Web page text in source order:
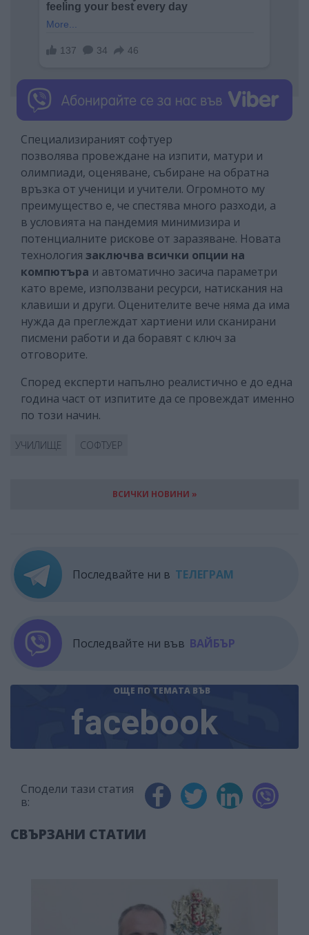
Специализираният софтуер
позволява провеждане на изпити, матури и
олимпиади, оценяване, събиране на обратна
връзка от ученици и учители. Огромното му
преимущество е, че спестява много разходи, а
в условията на пандемия минимизира и
потенциалните рискове от заразяване. Новата
технология заключва всички опции на
компютъра и автоматично засича параметри
като време, използвани ресурси, натискания на
клавиши и други. Оценителите вече няма да има
нужда да преглеждат хартиени или сканирани
писмени работи и да боравят с ключ за
отговорите.
Според експерти напълно реалистично е до една
година част от изпитите да се провеждат именно
по този начин.
УЧИЛИЩЕ СОФТУЕР
ВСИЧКИ НОВИНИ »
Последвайте ни в ТЕЛЕГРАМ
Последвайте ни във ВАЙБЪР
ОЩЕ ПО ТЕМАТА ВЪВ
facebook
Сподели тази статия
в:
СВЪРЗАНИ СТАТИИ